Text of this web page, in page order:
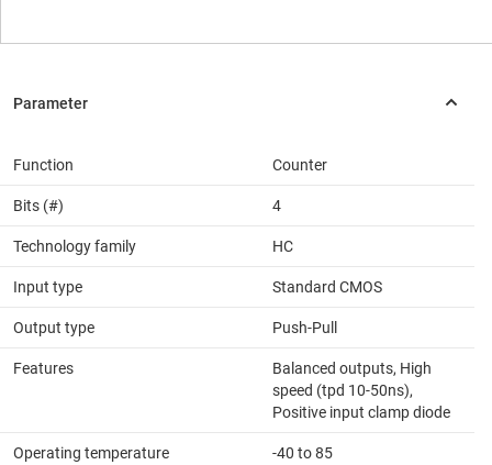
Function Counter
Bits (#) 4
Technology family HC
Input type Standard CMOS
Output type Push-Pull
Features
Balanced outputs, High
speed (tpd 10-50ns),
Positive input clamp diode
Operating temperature
-40 to 85